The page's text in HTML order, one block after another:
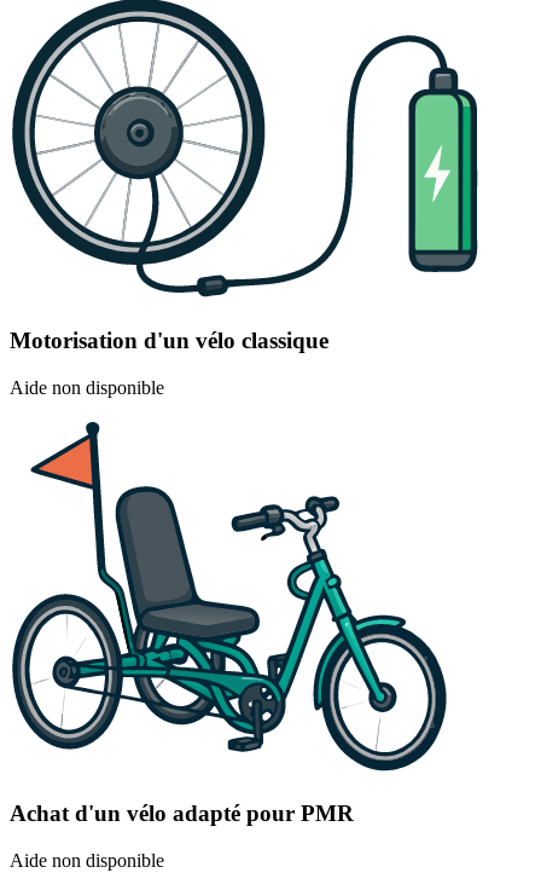
Motorisation d'un vélo classique
Aide non disponible
Achat d'un vélo adapté pour PMR
Aide non disponible